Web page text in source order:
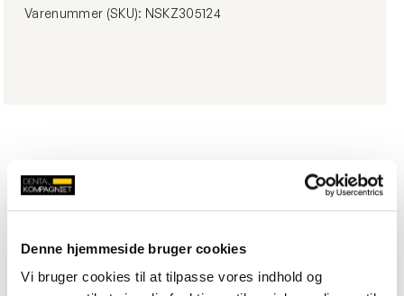
Denne hjemmeside bruger cookies
Vi bruger cookies til at tilpasse vores indhold og
Varenummer (SKU): NSKZ305124